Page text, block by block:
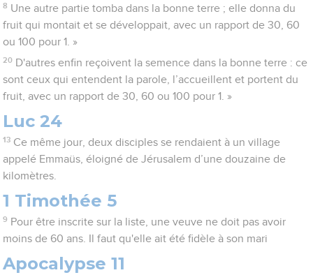
8 Une autre partie tomba dans la bonne terre ; elle donna du
fruit qui montait et se développait, avec un rapport de 30, 60
ou 100 pour 1. »
20 D'autres enfin reçoivent la semence dans la bonne terre : ce
sont ceux qui entendent la parole, l’accueillent et portent du
fruit, avec un rapport de 30, 60 ou 100 pour 1. »
Luc 24
13 Ce même jour, deux disciples se rendaient à un village
appelé Emmaüs, éloigné de Jérusalem d’une douzaine de
kilomètres.
1 Timothée 5
9 Pour être inscrite sur la liste, une veuve ne doit pas avoir
moins de 60 ans. Il faut qu'elle ait été fidèle à son mari
Apocalypse 11